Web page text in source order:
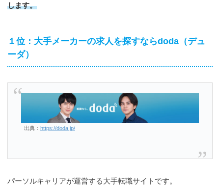
します。
１位：大手メーカーの求人を探すならdoda（デュ
ーダ）
出典： https://doda.jp/
パーソルキャリアが運営する大手転職サイトです。